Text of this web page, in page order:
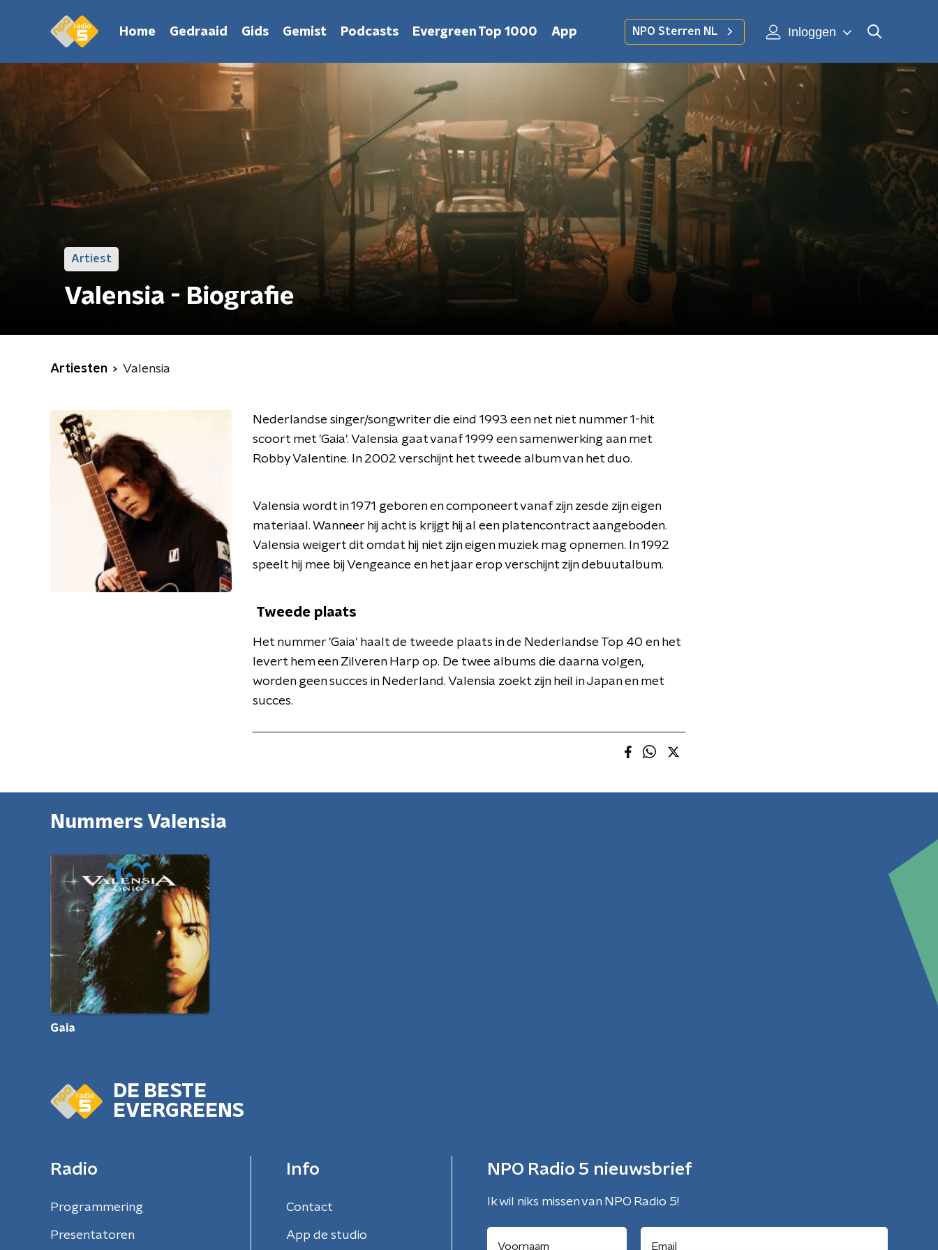
Home Gedraaid Gids Gemist Podcasts Evergreen Top 1000 App NPO Sterren NL Inloggen
Artiest
Valensia - Biografie
Artiesten Valensia
Nederlandse singer/songwriter die eind 1993 een net niet nummer 1-hit
scoort met 'Gaia'. Valensia gaat vanaf 1999 een samenwerking aan met
Robby Valentine. In 2002 verschijnt het tweede album van het duo.
Valensia wordt in 1971 geboren en componeert vanaf zijn zesde zijn eigen
materiaal. Wanneer hij acht is krijgt hij al een platencontract aangeboden.
Valensia weigert dit omdat hij niet zijn eigen muziek mag opnemen. In 1992
speelt hij mee bij Vengeance en het jaar erop verschijnt zijn debuutalbum.
Tweede plaats
Het nummer 'Gaia' haalt de tweede plaats in de Nederlandse Top 40 en het
levert hem een Zilveren Harp op. De twee albums die daarna volgen,
worden geen succes in Nederland. Valensia zoekt zijn heil in Japan en met
succes.
Nummers Valensia
Gaia
DE BESTE
EVERGREENS
Radio
Programmering
Presentatoren
Info
Contact
App de studio
NPO Radio 5 nieuwsbrief
Ik wil niks missen van NPO Radio 5!